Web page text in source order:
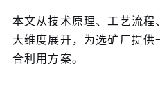
本文从技术原理、工艺流程
大维度展开，为选矿厂提
合利用方案。